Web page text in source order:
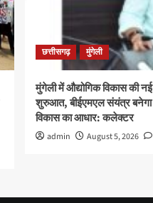
छत्तीसगढ़ मुंगेली
मुंगेली में औद्योगिक विकास की नई
शुरुआत, बीईएमएल संयंत्र बनेगा
विकास का आधार: कलेक्टर
admin August 5, 2026